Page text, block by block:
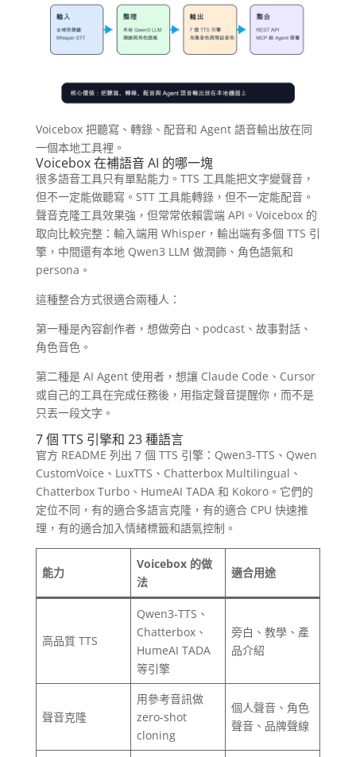
Voicebox 把聽寫、轉錄、配音和 Agent 語音輸出放在同
一個本地工具裡。
Voicebox 在補語音 AI 的哪一塊
很多語音工具只有單點能力。TTS 工具能把文字變聲音，
但不一定能做聽寫。STT 工具能轉錄，但不一定能配音。
聲音克隆工具效果強，但常常依賴雲端 API。Voicebox 的
取向比較完整：輸入端用 Whisper，輸出端有多個 TTS 引
擎，中間還有本地 Qwen3 LLM 做潤飾、角色語氣和
persona。
這種整合方式很適合兩種人：
第一種是內容創作者，想做旁白、podcast、故事對話、
角色音色。
第二種是 AI Agent 使用者，想讓 Claude Code、Cursor
或自己的工具在完成任務後，用指定聲音提醒你，而不是
只丟一段文字。
7 個 TTS 引擎和 23 種語言
官方 README 列出 7 個 TTS 引擎：Qwen3-TTS、Qwen
CustomVoice、LuxTTS、Chatterbox Multilingual、
Chatterbox Turbo、HumeAI TADA 和 Kokoro。它們的
定位不同，有的適合多語言克隆，有的適合 CPU 快速推
理，有的適合加入情緒標籤和語氣控制。
能力
Voicebox 的做
法
適合用途
高品質 TTS
Qwen3-TTS、
Chatterbox、
HumeAI TADA
等引擎
旁白、教學、產
品介紹
聲音克隆
用參考音訊做
zero-shot
cloning
個人聲音、角色
聲音、品牌聲線